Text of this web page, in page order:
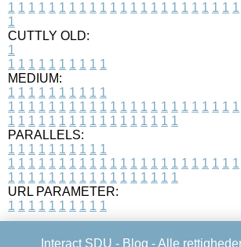
1 1 1 1 1 1 1 1 1 1 1 1 1 1 1 1 1 1 1 1 1 1 1
1
CUTTLY OLD:
1
1 1 1 1 1 1 1 1 1 1
MEDIUM:
1 1 1 1 1 1 1 1 1 1
1 1 1 1 1 1 1 1 1 1 1 1 1 1 1 1 1 1 1 1 1 1 1
1 1 1 1 1 1 1 1 1 1 1 1 1 1 1 1 1
PARALLELS:
1 1 1 1 1 1 1 1 1 1
1 1 1 1 1 1 1 1 1 1 1 1 1 1 1 1 1 1 1 1 1 1 1
1 1 1 1 1 1 1 1 1 1 1 1 1 1 1 1 1
URL PARAMETER:
1 1 1 1 1 1 1 1 1 1
Interact SDU - Blog - Alle